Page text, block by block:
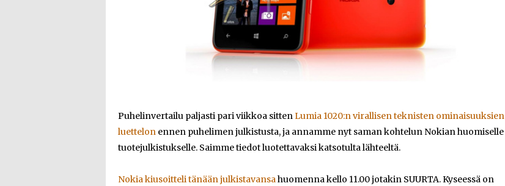
Puhelinvertailu paljasti pari viikkoa sittenLumia 1020:n virallisen teknisten ominaisuuksien
luettelon ennen puhelimen julkistusta, ja annamme nyt saman kohtelun Nokian huomiselle
tuotejulkistukselle. Saimme tiedot luotettavaksi katsotulta lähteeltä.
Nokiakiusoitteli tänään julkistavansahuomenna kello 11.00 jotakin SUURTA. Kyseessä on